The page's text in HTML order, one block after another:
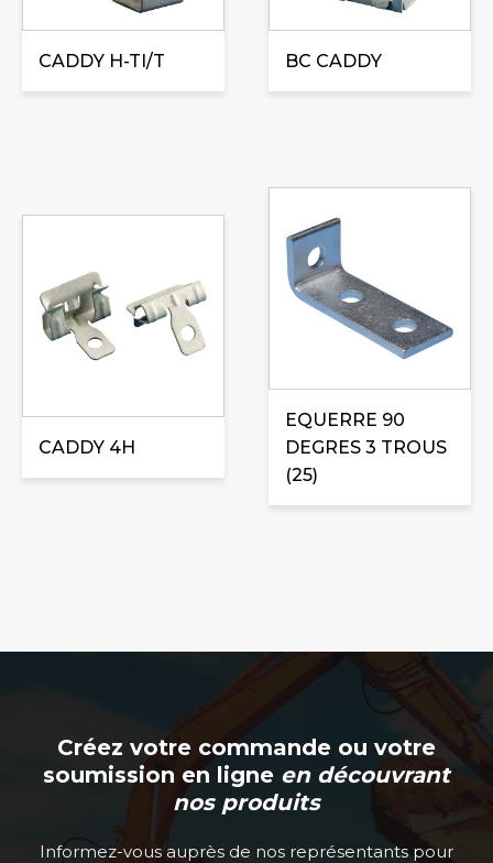
CADDY H-TI/T
peuvent
être
choisies
BC CADDY
CADDY 4H
plusieurs
variations.
peuvent
être
choisies
EQUERRE 90
DEGRES 3 TROUS
(25)
Créez votre commande ou votre
soumission en ligne en découvrant
nos produits
Informez-vous auprès de nos représentants pour